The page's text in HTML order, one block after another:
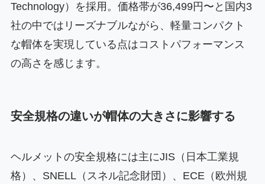
Technology）を採用。価格帯が36,499円〜と国内3
社の中ではリーズナブルながら、軽量コンパクト
な帽体を実現している点はコストパフォーマンス
の高さを感じます。
安全規格の違いが帽体の大きさに影響する
ヘルメットの安全規格には主にJIS（日本工業規
格）、SNELL（スネル記念財団）、ECE（欧州規